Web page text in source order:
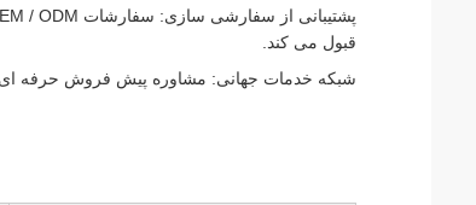
قبول می کند.
شبکه خدمات جهانی: مشاوره پیش فروش حرفه